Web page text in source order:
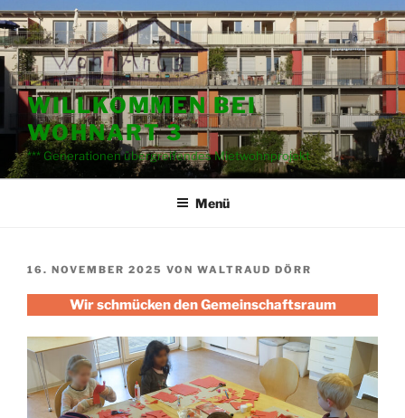
Zum
Inhalt
springen
WILLKOMMEN BEI
WOHNART 3
*** Generationen übergreifendes Mietwohnprojekt
Menü
VERÖFFENTLICHT
16. NOVEMBER 2025 VON WALTRAUD DÖRR
Wir schmücken den Gemeinschaftsraum